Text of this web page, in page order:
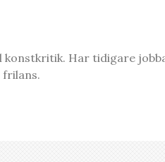
konstkritik. Har tidigare
frilans.